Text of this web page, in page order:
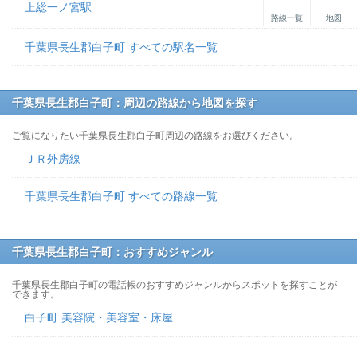
上総一ノ宮駅
路線一覧 地図
千葉県長生郡白子町 すべての駅名一覧
千葉県長生郡白子町：周辺の路線から地図を探す
ご覧になりたい千葉県長生郡白子町周辺の路線をお選びください。
ＪＲ外房線
千葉県長生郡白子町 すべての路線一覧
千葉県長生郡白子町：おすすめジャンル
千葉県長生郡白子町の電話帳のおすすめジャンルからスポットを探すことが
できます。
白子町 美容院・美容室・床屋